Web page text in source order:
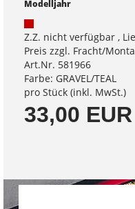
Modelljahr
Z.Z. nicht verfügbar ,
Preis zzgl. Fracht/
Art.Nr. 581966
Farbe: GRAVEL/TEAL
pro Stück (inkl. MwSt.)
33,00 EUR